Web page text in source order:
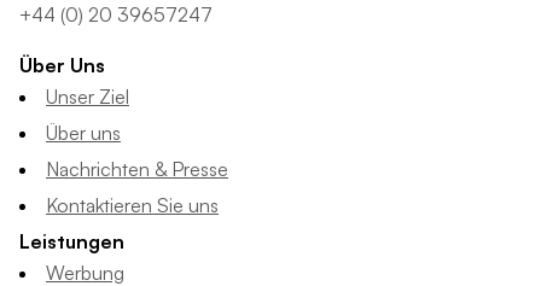
+44 (0) 20 39657247
Über Uns
Unser Ziel
Über uns
Nachrichten & Presse
Kontaktieren Sie uns
Leistungen
Werbung